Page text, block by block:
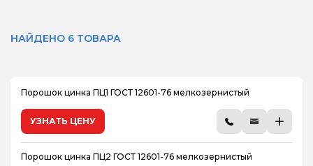
НАЙДЕНО 6 ТОВАРА
Порошок цинка ПЦ1 ГОСТ 12601-76 мелкозернистый
УЗНАТЬ ЦЕНУ
Порошок цинка ПЦ2 ГОСТ 12601-76 мелкозернистый